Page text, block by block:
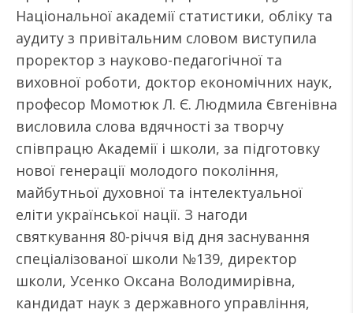
Національної академії статистики, обліку та
аудиту з привітальним словом виступила
проректор з науково-педагогічної та
виховної роботи, доктор економічних наук,
професор Момотюк Л. Є. Людмила Євгенівна
висловила слова вдячності за творчу
співпрацю Академії і школи, за підготовку
нової генерації молодого покоління,
майбутньої духовної та інтелектуальної
еліти української нації. З нагоди
святкування 80-річчя від дня заснування
спеціалізованої школи №139, директор
школи, Усенко Оксана Володимирівна,
кандидат наук з державного управління,